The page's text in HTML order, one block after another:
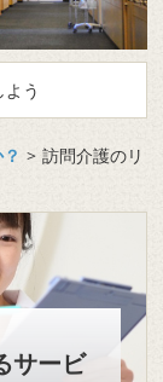
う
> 訪問介護のリ
サービ